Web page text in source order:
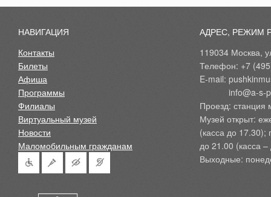
НАВИГАЦИЯ
Контакты
Билеты
Афиша
Программы
Филиалы
Виртуальный музей
Новости
Маломобильным гражданам
АДРЕС, РЕЖИМ
119034 Москва,
Телефон: +7
E-mail:
Проезд: станция
Музей открыт:
(касса до 17.30);
до 21.00 (касса
Выходные: